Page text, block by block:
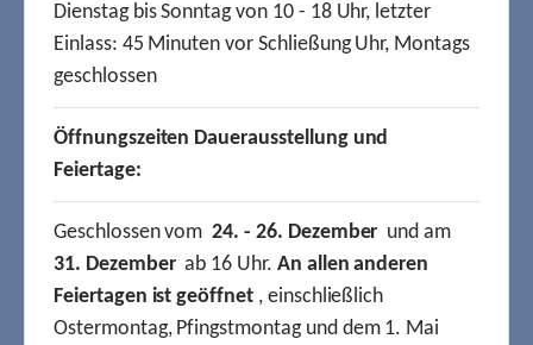
Dienstag bis Sonntag von 10 - 18 Uhr, letzter
Einlass: 45 Minuten vor Schließung Uhr, Montags
geschlossen
Öffnungszeiten Dauerausstellung und
Feiertage:
Geschlossen vom24. - 26. Dezember und am
31. Dezemberab 16 Uhr. An allen anderen
Feiertagen ist geöffnet, einschließlich
Ostermontag, Pfingstmontag und dem 1. Mai